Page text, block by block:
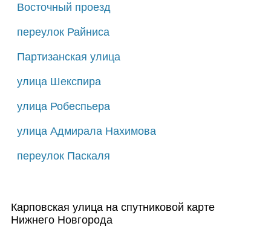
Восточный проезд
переулок Райниса
Партизанская улица
улица Шекспира
улица Робеспьера
улица Адмирала Нахимова
переулок Паскаля
Карповская улица на спутниковой карте
Нижнего Новгорода